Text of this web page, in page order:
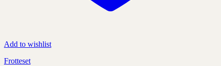
Add to wishlist
Frotteset